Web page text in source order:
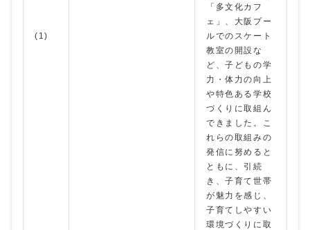
(1)
「多文化カフ
ェ」、大阪プー
ルでのスケート
教室の開設な
ど、子どもの学
力・体力の向上
や特色ある学校
づくりに取組ん
できました。こ
れらの取組みの
発信に努めると
ともに、引続
き、子育て世帯
が魅力を感じ、
子育てしやすい
環境づくりに取